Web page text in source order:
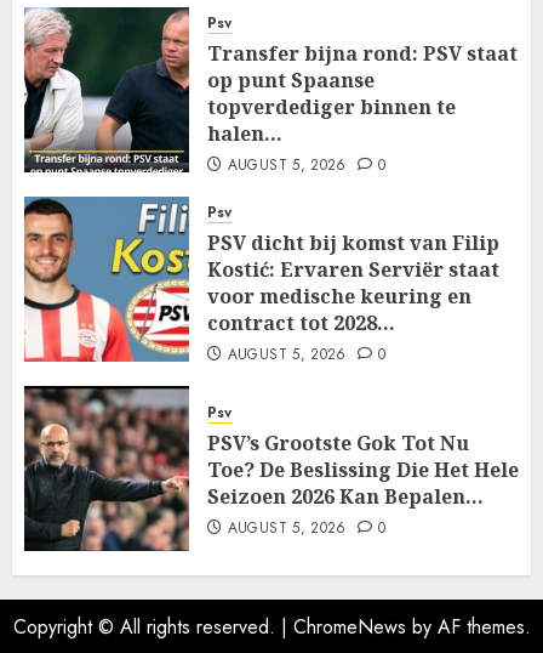
Psv
Transfer bijna rond: PSV staat
op punt Spaanse
topverdediger binnen te
halen…
AUGUST 5, 2026 0
Psv
PSV dicht bij komst van Filip
Kostić: Ervaren Serviër staat
voor medische keuring en
contract tot 2028…
AUGUST 5, 2026 0
Psv
PSV’s Grootste Gok Tot Nu
Toe? De Beslissing Die Het Hele
Seizoen 2026 Kan Bepalen…
AUGUST 5, 2026 0
Copyright © All rights reserved. | ChromeNews by AF themes.